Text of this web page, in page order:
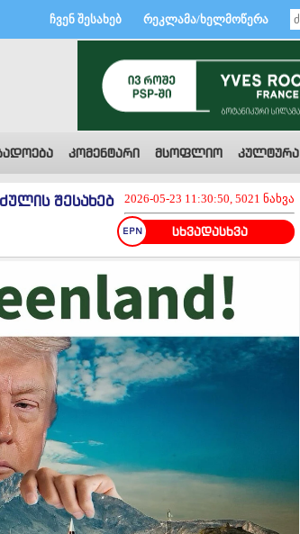
ჩვენ შესახებ რეკლამა/ხელმოწერა
კომენტარი მსოფლიო კულტურა
2026-05-23 11:30:50, 5021 ნახვა
სხვადასხვა
შესახებ